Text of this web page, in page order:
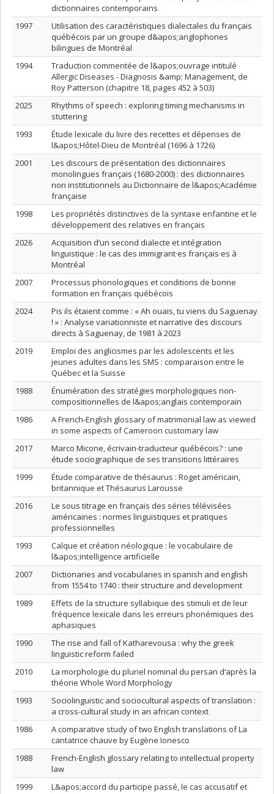
dictionnaires contemporains
1997
Utilisation des caractéristiques dialectales du français
québécois par un groupe d&apos;anglophones
bilingues de Montréal
1994
Traduction commentée de l&apos;ouvrage intitulé
Allergic Diseases - Diagnosis &amp; Management, de
Roy Patterson (chapitre 18, pages 452 à 503)
2025
Rhythms of speech : exploring timing mechanisms in
stuttering
1993
Étude lexicale du livre des recettes et dépenses de
l&apos;Hôtel-Dieu de Montréal (1696 à 1726)
2001
Les discours de présentation des dictionnaires
monolingues français (1680-2000) : des dictionnaires
non institutionnels au Dictionnaire de l&apos;Académie
française
1998
Les propriétés distinctives de la syntaxe enfantine et le
développement des relatives en français
2026
Acquisition d’un second dialecte et intégration
linguistique : le cas des immigrant·es français·es à
Montréal
2007
Processus phonologiques et conditions de bonne
formation en français québécois
2024
Pis ils étaient comme : « Ah ouais, tu viens du Saguenay
! » : Analyse variationniste et narrative des discours
directs à Saguenay, de 1981 à 2023
2019
Emploi des anglicismes par les adolescents et les
jeunes adultes dans les SMS : comparaison entre le
Québec et la Suisse
1988
Énumération des stratégies morphologiques non-
compositionnelles de l&apos;anglais contemporain
1986
A French-English glossary of matrimonial law as viewed
in some aspects of Cameroon customary law
2017
Marco Micone, écrivain-traducteur québécois? : une
étude sociographique de ses transitions littéraires
1999
Étude comparative de thésaurus : Roget américain,
britannique et Thésaurus Larousse
2016
Le sous titrage en français des séries télévisées
américaines : normes linguistiques et pratiques
professionnelles
1993
Calque et création néologique : le vocabulaire de
l&apos;intelligence artificielle
2007
Dictionaries and vocabularies in spanish and english
from 1554 to 1740 : their structure and development
1989
Effets de la structure syllabique des stimuli et de leur
fréquence lexicale dans les erreurs phonémiques des
aphasiques
1990
The rise and fall of Katharevousa : why the greek
linguistic reform failed
2010
La morphologie du pluriel nominal du persan d’après la
théorie Whole Word Morphology
1993
Sociolinguistic and sociocultural aspects of translation :
a cross-cultural study in an african context
1986
A comparative study of two English translations of La
cantatrice chauve by Eugène Ionesco
1988
French-English glossary relating to intellectual property
law
1999
L&apos;accord du participe passé, le cas accusatif et